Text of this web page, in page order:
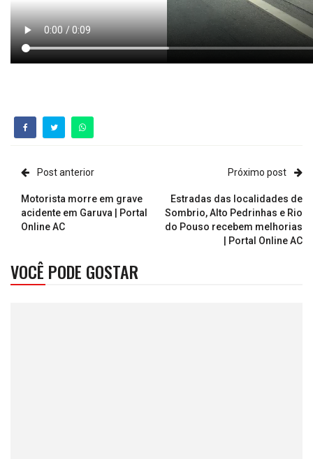
Post anterior
Motorista morre em grave
acidente em Garuva | Portal
Online AC
Próximo post
Estradas das localidades de
Sombrio, Alto Pedrinhas e Rio
do Pouso recebem melhorias
| Portal Online AC
VOCÊ PODE GOSTAR